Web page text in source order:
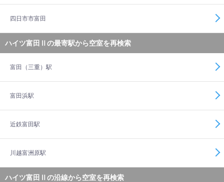
四日市市富田
ハイツ富田Ⅱの最寄駅から空室を再検索
富田（三重）駅
富田浜駅
近鉄富田駅
川越富洲原駅
ハイツ富田Ⅱの沿線から空室を再検索